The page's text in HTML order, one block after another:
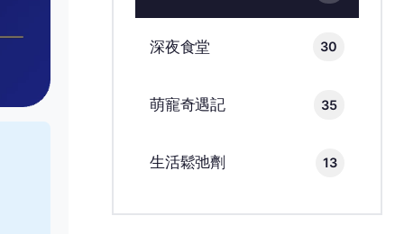
深夜食堂 30
萌寵奇遇記 35
生活鬆弛劑 13